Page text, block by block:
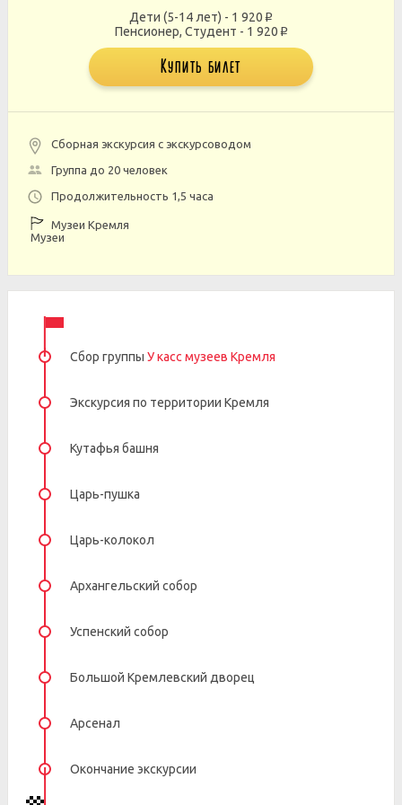
Дети (5-14 лет) - 1 920 p
Пенсионер, Студент - 1 920 p
Купить билет
Сборная экскурсия с экскурсоводом
Группа до 20 человек
Продолжительность 1,5 часа
Музеи Кремля
Музеи
Сбор группы У касс музеев Кремля
Экскурсия по территории Кремля
Кутафья башня
Царь-пушка
Царь-колокол
Архангельский собор
Успенский собор
Большой Кремлевский дворец
Арсенал
Окончание экскурсии